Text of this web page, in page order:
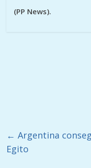
(PP News).
← Argentina
Egito